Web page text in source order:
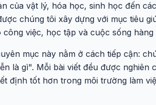
của vật lý, hóa học, sinh học đến
chúng tôi xây dựng với mục tiêu
việc, học tập và cuộc sống hàng
mục này nằm ở cách tiếp cận:
là gì". Mỗi bài viết đều được nghiên
định tốt hơn trong môi trường làm